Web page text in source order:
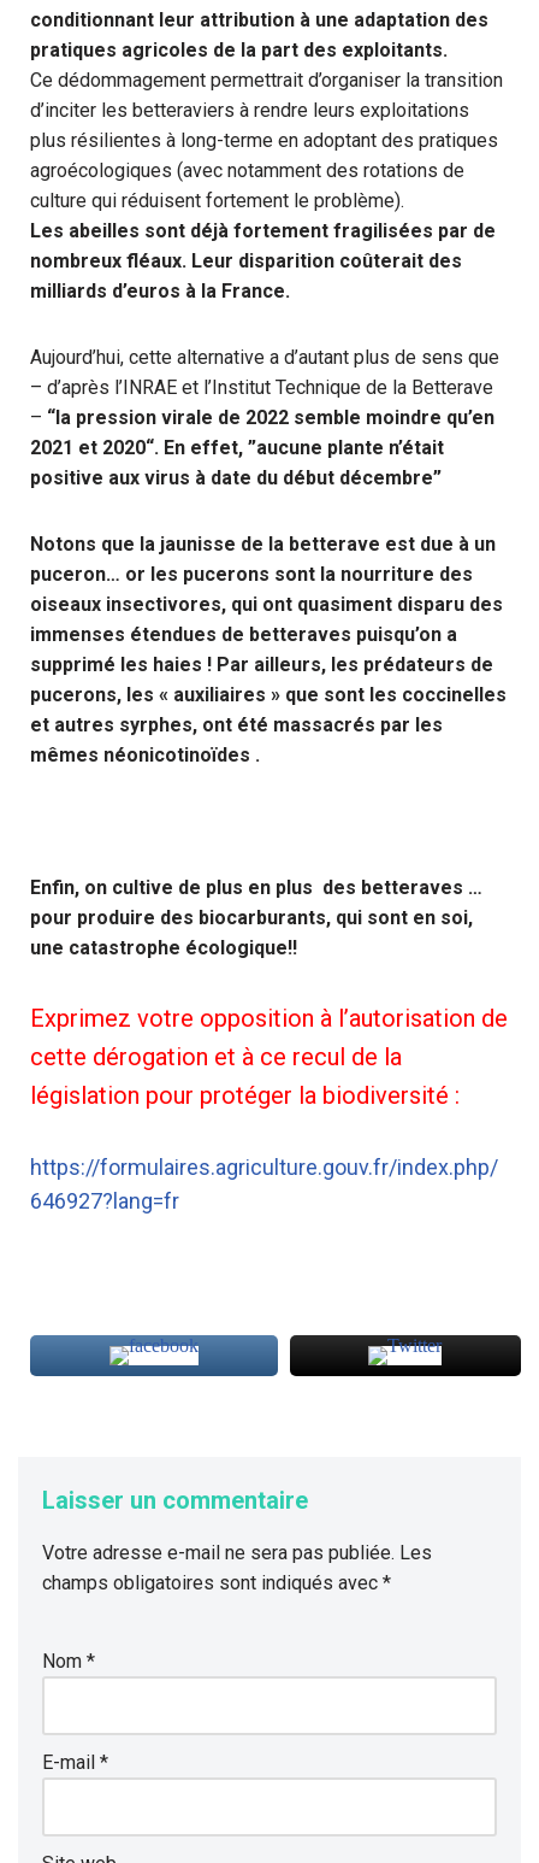
conditionnant leur attribution à une adaptation des
pratiques agricoles de la part des exploitants.
Ce dédommagement permettrait d’organiser la transition
d’inciter les betteraviers à rendre leurs exploitations
plus résilientes à long-terme en adoptant des pratiques
agroécologiques (avec notamment des rotations de
culture qui réduisent fortement le problème).
Les abeilles sont déjà fortement fragilisées par de
nombreux fléaux. Leur disparition coûterait des
milliards d’euros à la France.
Aujourd’hui, cette alternative a d’autant plus de sens que
– d’après l’INRAE et l’Institut Technique de la Betterave
– “la pression virale de 2022 semble moindre qu’en
2021 et 2020“. En effet, ”aucune plante n’était
positive aux virus à date du début décembre”
Notons que la jaunisse de la betterave est due à un
puceron… or les pucerons sont la nourriture des
oiseaux insectivores, qui ont quasiment disparu des
immenses étendues de betteraves puisqu’on a
supprimé les haies ! Par ailleurs, les prédateurs de
pucerons, les « auxiliaires » que sont les coccinelles
et autres syrphes, ont été massacrés par les
mêmes néonicotinoïdes .
Enfin, on cultive de plus en plus des betteraves …
pour produire des biocarburants, qui sont en soi,
une catastrophe écologique!!
Exprimez votre opposition à l’autorisation de
cette dérogation et à ce recul de la
législation pour protéger la biodiversité :
https://formulaires.agriculture.gouv.fr/index.php/
646927?lang=fr
Laisser un commentaire
Votre adresse e-mail ne sera pas publiée. Les
champs obligatoires sont indiqués avec *
Nom *
E-mail *